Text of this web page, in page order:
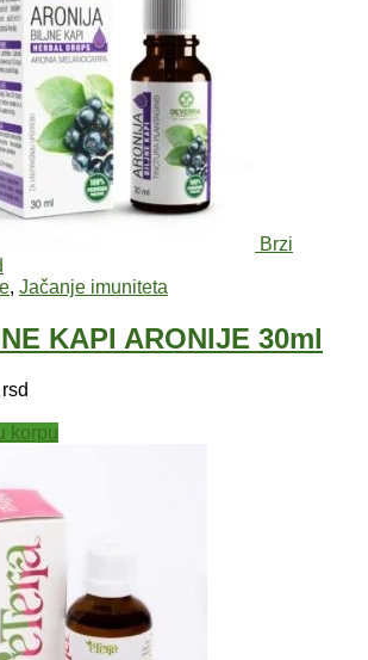
Brzi
, Jačanje imuniteta
KAPI ARONIJE 30ml
rsd
korpu